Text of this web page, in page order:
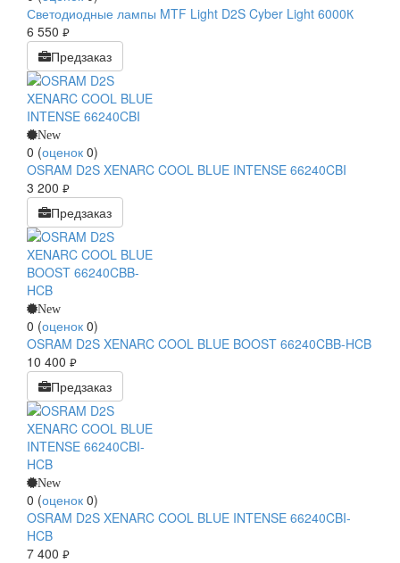
Светодиодные лампы MTF Light D2S Cyber Light 6000К
6 550 руб.
Предзаказ
New
0 (оценок 0)
OSRAM D2S XENARC COOL BLUE INTENSE 66240CBI
3 200 руб.
Предзаказ
New
0 (оценок 0)
OSRAM D2S XENARC COOL BLUE BOOST 66240CBB-HCB
10 400 руб.
Предзаказ
New
0 (оценок 0)
OSRAM D2S XENARC COOL BLUE INTENSE 66240CBI-
HCB
7 400 руб.